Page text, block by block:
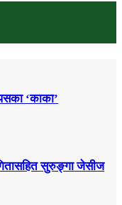
‘काका’
सुरुङ्गा जेसीज